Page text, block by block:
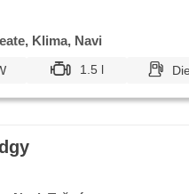
Klima, Navi
1.5 l